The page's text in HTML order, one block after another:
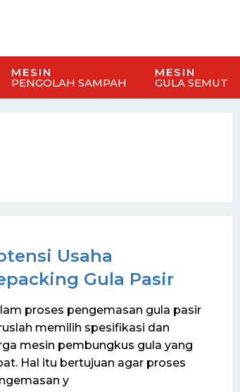
MESIN
PENGOLAH SAMPAH
MESIN
GULA SEMUT
Usaha
Gula Pasir
proses pengemasan gula pasir
memilih spesifikasi dan
mesin pembungkus gula yang
Hal itu bertujuan agar proses
y